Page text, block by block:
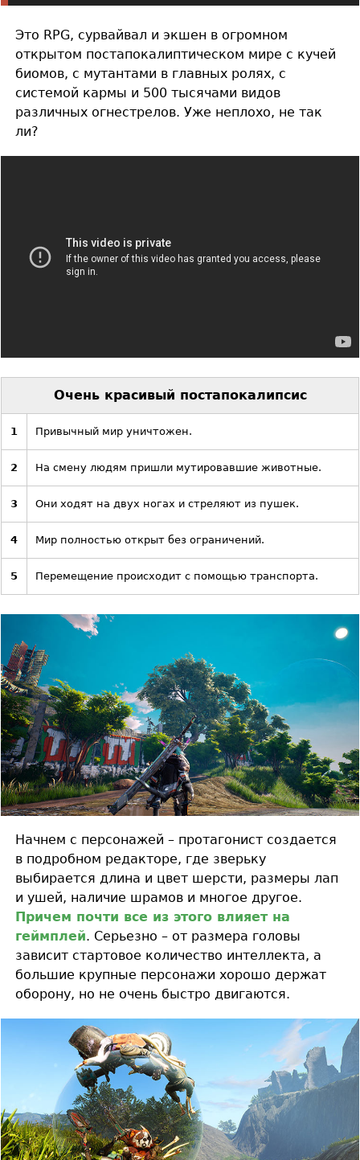
Это RPG, сурвайвал и экшен в огромном
открытом постапокалиптическом мире с кучей
биомов, с мутантами в главных ролях, с
системой кармы и 500 тысячами видов
различных огнестрелов. Уже неплохо, не так
ли?
Очень красивый постапокалипсис
1 Привычный мир уничтожен.
2 На смену людям пришли мутировавшие животные.
3 Они ходят на двух ногах и стреляют из пушек.
4 Мир полностью открыт без ограничений.
5 Перемещение происходит с помощью транспорта.
Начнем с персонажей – протагонист создается
в подробном редакторе, где зверьку
выбирается длина и цвет шерсти, размеры лап
и ушей, наличие шрамов и многое другое.
Причем почти все из этого влияет на
геймплей. Серьезно – от размера головы
зависит стартовое количество интеллекта, а
большие крупные персонажи хорошо держат
оборону, но не очень быстро двигаются.